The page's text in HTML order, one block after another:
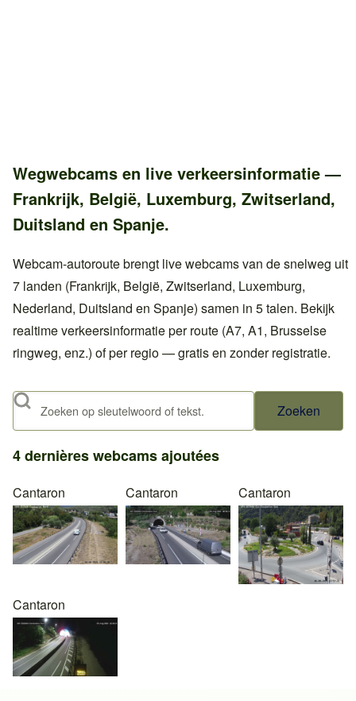
Wegwebcams en live verkeersinformatie —
Frankrijk, België, Luxemburg, Zwitserland,
Duitsland en Spanje.
Webcam-autoroute brengt live webcams van de snelweg uit
7 landen (Frankrijk, België, Zwitserland, Luxemburg,
Nederland, Duitsland en Spanje) samen in 5 talen. Bekijk
realtime verkeersinformatie per route (A7, A1, Brusselse
ringweg, enz.) of per regio — gratis en zonder registratie.
Zoeken
4 dernières webcams ajoutées
Cantaron Cantaron Cantaron
Cantaron